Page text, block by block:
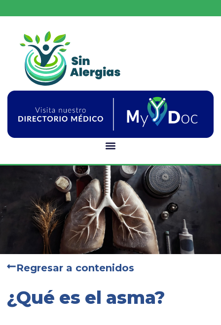
Regresar a contenidos
¿Qué es el asma?